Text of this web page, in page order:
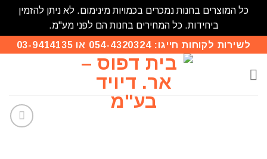
כל המוצרים בחנות נמכרים בכמויות מינימום. לא ניתן להזמין
ביחידות. כל המחירים בחנות הם לפני מע"מ.
לשירות לקוחות חייגו: 054-4320324 או 03-9414135